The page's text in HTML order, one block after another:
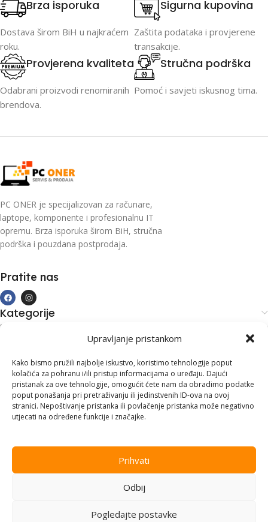
Upravljanje pristankom
Kako bismo pružili najbolje iskustvo, koristimo tehnologije poput
kolačića za pohranu i/ili pristup informacijama o uređaju. Dajući
pristanak za ove tehnologije, omogućit ćete nam da obradimo podatke
poput ponašanja pri pretraživanju ili jedinstvenih ID-ova na ovoj
stranici. Nepoštivanje pristanka ili povlačenje pristanka može negativno
utjecati na određene funkcije i značajke.
Prihvati
Odbij
Pogledajte postavke
Brza isporuka
Dostava širom BiH u najkraćem
roku.
Sigurna kupovina
Zaštita podataka i provjerene
transakcije.
Provjerena kvaliteta
Odabrani proizvodi renomiranih
brendova.
Stručna podrška
Pomoć i savjeti iskusnog tima.
PC ONER je specijalizovan za računare,
laptope, komponente i profesionalnu IT
opremu. Brza isporuka širom BiH, stručna
podrška i pouzdana postprodaja.
Pratite nas
Kategorije
Kupovina i podrška
Kontakt informacije
Branilaca Bosne, 75 300 Lukavac
+387 35 555 999
info@pconer.ba
Vision.